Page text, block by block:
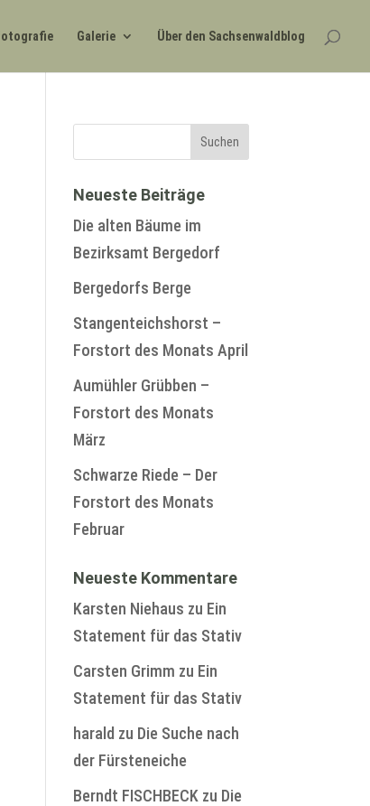
Galerie Über den Sachsenwaldblog
Neueste Beiträge
Die alten Bäume im
Bezirksamt Bergedorf
Bergedorfs Berge
Stangenteichshorst –
Forstort des Monats April
Aumühler Grübben –
Forstort des Monats
März
Schwarze Riede – Der
Forstort des Monats
Februar
Neueste Kommentare
Karsten Niehaus zu Ein
Statement für das Stativ
Carsten Grimm zu Ein
Statement für das Stativ
harald zu Die Suche nach
der Fürsteneiche
Berndt FISCHBECK zu Die